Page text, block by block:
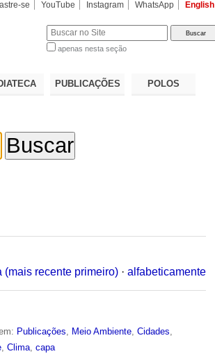
se YouTube Instagram WhatsApp English
apenas nesta seção
PUBLICAÇÕES POLOS
(mais recente primeiro) · alfabeticamente
Publicações Meio Ambiente ,Cidades
,Clima ,capa